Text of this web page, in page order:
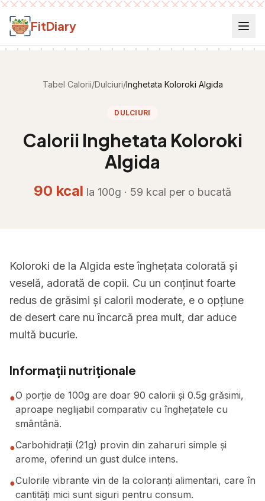
Salt la conținut
FitDiary
Tabel Calorii/Dulciuri/Inghetata Koloroki Algida
DULCIURI
Calorii Inghetata Koloroki
Algida
90 kcal la 100g · 59 kcal per o bucată
Koloroki de la Algida este înghețata colorată și
veselă, adorată de copii. Cu un conținut foarte
redus de grăsimi și calorii moderate, e o opțiune
de desert care nu încarcă prea mult, dar aduce
multă bucurie.
Informații nutriționale
●O porție de 100g are doar 90 calorii și 0.5g grăsimi,
aproape neglijabil comparativ cu înghețatele cu
smântână.
●Carbohidrații (21g) provin din zaharuri simple și
arome, oferind un gust dulce intens.
●Culorile vibrante vin de la coloranți alimentari, care în
cantități mici sunt siguri pentru consum.